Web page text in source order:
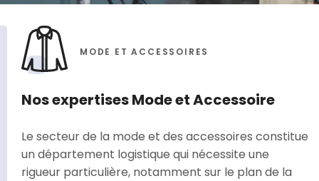
MODE ET ACCESSOIRES
Nos expertises Mode et Accessoire
Le secteur de la mode et des accessoires constitue
un département logistique qui nécessite une
rigueur particulière, notamment sur le plan de la